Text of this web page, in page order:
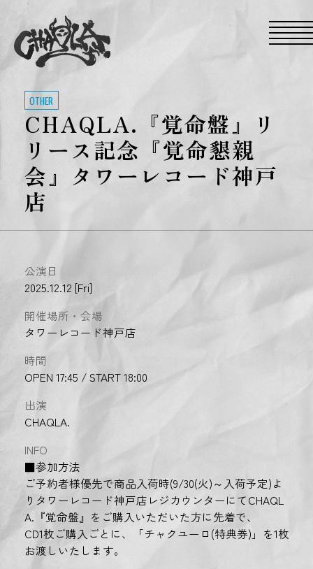
o
t
t
OTHER
CHAQLA.『覚命盤』リ
リース記念『覚命懇親
会』タワーレコード神戸
店
公演日
2025.12.12 [Fri]
開催場所・会場
タワーレコード神戸店
時間
OPEN 17:45 / START 18:00
出演
CHAQLA.
INFO
■参加方法
ご予約者様優先で商品入荷時(9/30(火)～入荷予定)よ
りタワーレコード神戸店レジカウンターにてCHAQL
A.『覚命盤』をご購入いただいた方に先着で、
CD1枚ご購入ごとに、「チャクユーロ(特典券)」を1枚
お渡しいたします。